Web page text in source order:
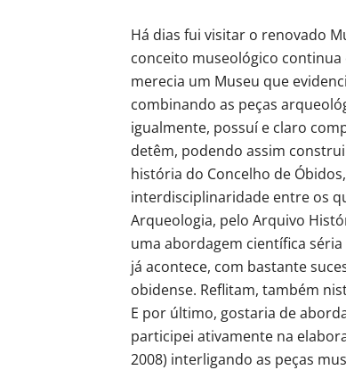
Há dias fui visitar o renovado
conceito museológico
merecia um Museu que
combinando as peças
igualmente, possuí e claro
detêm, podendo assim
história do Concelho de
interdisciplinaridade entre os
Arqueologia, pelo Arquivo
uma abordagem científica séria
já acontece, com bastante
obidense. Reflitam, também
E por último, gostaria de
participei ativamente na
2008) interligando as peças